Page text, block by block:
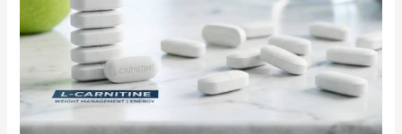
شروع
باید
بدانی